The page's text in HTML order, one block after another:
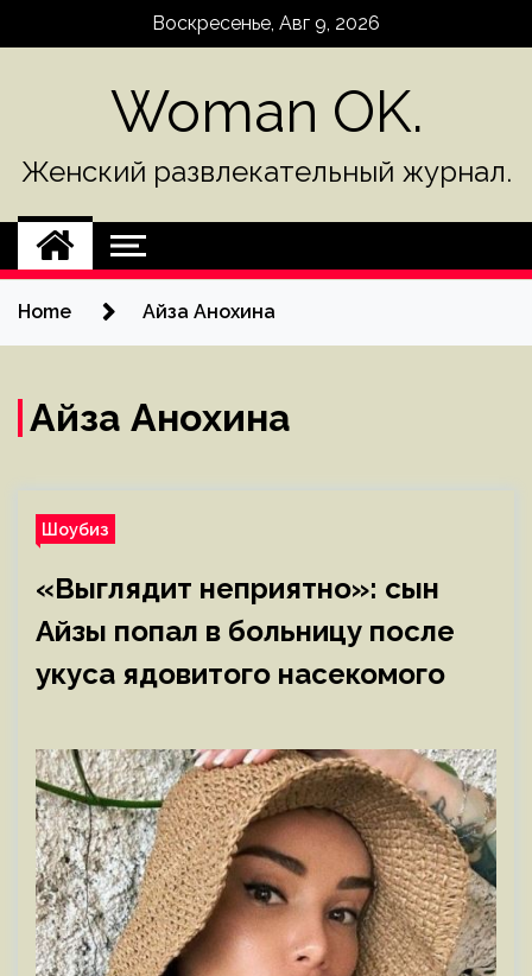
Воскресенье, Авг 9, 2026
Woman OK.
Женский развлекательный журнал.
Home Айза Анохина
Айза Анохина
Шоубиз
«Выглядит неприятно»: сын
Айзы попал в больницу после
укуса ядовитого насекомого